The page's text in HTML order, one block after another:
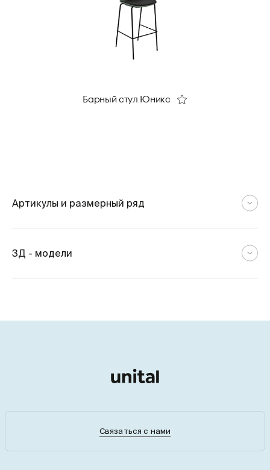
Барный стул Юникс
Артикулы и размерный ряд
3Д - модели
Связаться с нами